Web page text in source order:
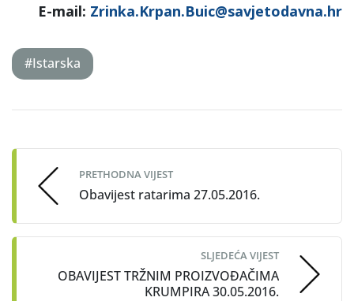
E-mail: Zrinka.Krpan.Buic@savjetodavna.hr
#Istarska
navigation
PRETHODNA VIJEST
Obavijest ratarima 27.05.2016.
SLJEDEĆA VIJEST
OBAVIJEST TRŽNIM PROIZVOĐAČIMA
KRUMPIRA 30.05.2016.